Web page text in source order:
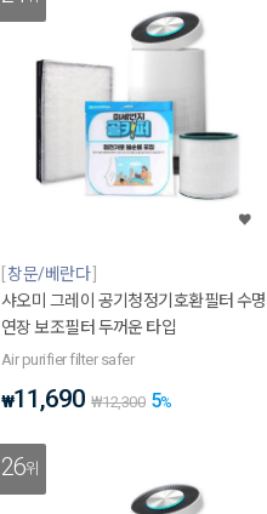
창문/베란다
샤오미 그레이 공기청정기호환필터 수명
연장 보조필터 두꺼운 타입
Air purifier filter safer
₩11,690 ₩12,300 5%
26위